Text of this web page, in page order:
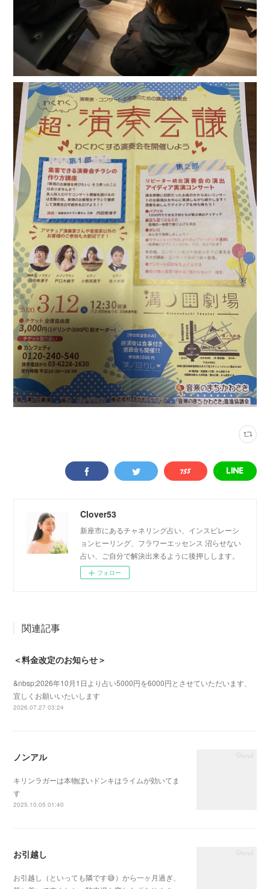
Clover53
新座市にあるチャネリング占い、インスピレーシ
ョンヒーリング、フラワーエッセンス 沼らせない
占い、ご自分で解決出来るように後押しします。
フォロー
関連記事
＜料金改定のお知らせ＞
&nbsp;2026年10月1日より占い5000円を6000円とさせていただいます、
宜しくお願いいたいします
2026.07.27 03:24
ノンアル
キリンラガーは本物ぽいドンキはライムが効いてま
す
2025.10.05 01:40
お引越し
お引越し（といっても隣です😅）から一ヶ月過ぎ、